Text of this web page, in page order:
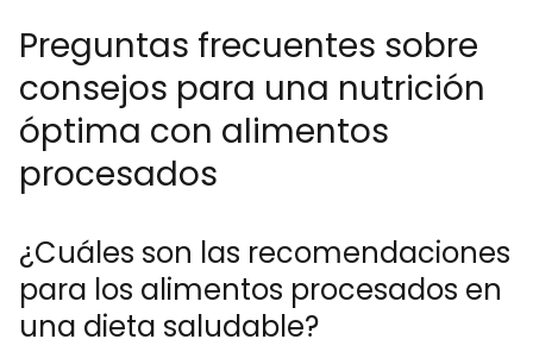
Preguntas frecuentes sobre
consejos para una nutrición
óptima con alimentos
procesados
¿Cuáles son las recomendaciones
para los alimentos procesados en
una dieta saludable?